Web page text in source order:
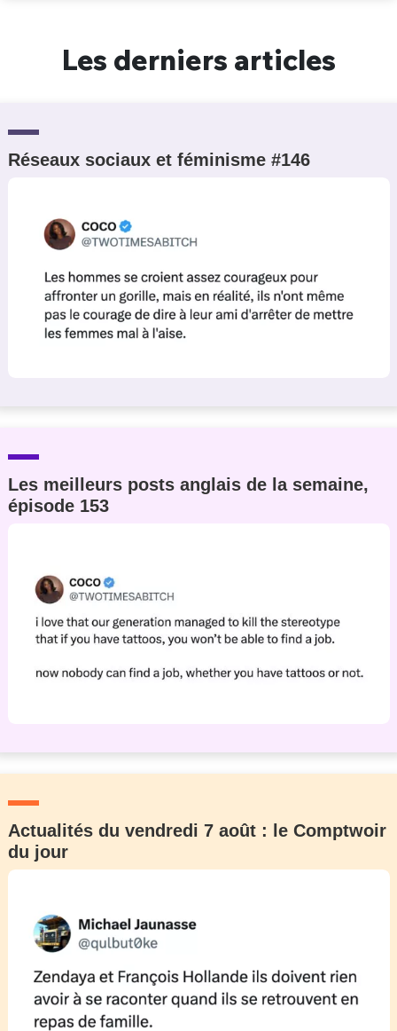
Les derniers articles
Réseaux sociaux et féminisme #146
Les meilleurs posts anglais de la semaine,
épisode 153
Actualités du vendredi 7 août : le Comptwoir
du jour
Un Thread